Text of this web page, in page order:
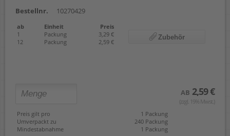
Bestellnr.
10270429
ab Einheit
Preis
1
Packung
3,29 €
12
Packung 2,59 €
Zubehör
AB 2,59 €
(zzgl. 19% Mwst.)
Preis gilt pro
1 Packung
Umverpackt zu
240 Packung
Mindestabnahme
1 Packung